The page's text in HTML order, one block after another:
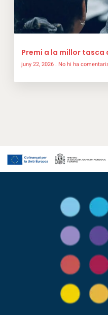
Premi a la millor
juny 22, 2026 No hi ha